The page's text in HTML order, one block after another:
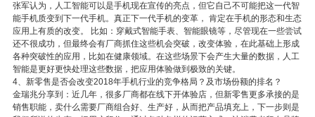
张军认为，人工智能可以是手机现在宣传的亮点，但它自己不可能把这一代智
能手机质变到下一代手机。真正下一代手机的变革， 肯定在手机的形态和生态
应用上有质的改变。 比如：穿戴式智能手表、智能眼镜等，尽管现在一些尝试
还不很成功，但最终会有厂商抓住这些机会突破，改变体验，在此基础上形成
各种突破性的应用，比如在健康领域。在这些场景下会产生大量的数据，人工
智能是更好更快处理这些数据，把应用体验做到极致的关键。
4、新零售是否会改变2018年手机行业的竞争格局？及市场份额的排名？
金瑞兆分享到：近几年，很多厂商都在线下开体验店，但新零售更多承接的是
销售职能，卖什么需要厂商组合好、生产好，从而把产品填充上，下一步则是